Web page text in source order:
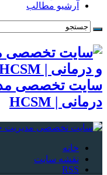
آرشیو مطالب
سایت تخصصی
درمانی | HCSM
خانه
نقشه سایت
RSS